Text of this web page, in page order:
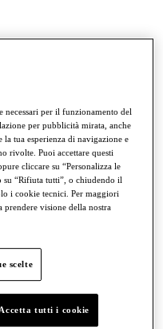
e € 700Più di € 700
con noiValori e Principi
necessari per il funzionamento del
per pubblicità mirata, anche
tua esperienza di navigazione e
rivolte. Puoi accettare questi
cliccare su “Personalizza le
su “Rifiuta tutti”, o chiudendo il
i cookie tecnici. Per maggiori
visione della nostra
scelte
Accetta tutti i cookie